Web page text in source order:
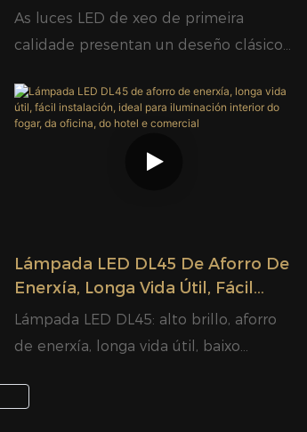
Multimodo, Perfectas Para A
Decoración De Nadal Ao Aire
Libre | Glamour
As luces LED de xeo de primeira
calidade presentan un deseño clásico
un efecto brillante suave e encantador
para decorar espazos de forma
fermosa. Feitas de materiais de alta
para uso interior como exterior. Cos
seus chips LED de aforro de enerxía,
producen unha luz brillante con pouca
calor e unha longa vida útil. Hai varios
crear unha atmosfera festiva e
Lámpada LED DL45 De Aforro De
Enerxía, Longa Vida Útil, Fácil
Instalación, Ideal Para
Iluminación Interior Do Fogar, Da
Oficina, Do Hotel E Comercial
Lámpada LED DL45: alto brillo, aforro
de enerxía, longa vida útil, baixo